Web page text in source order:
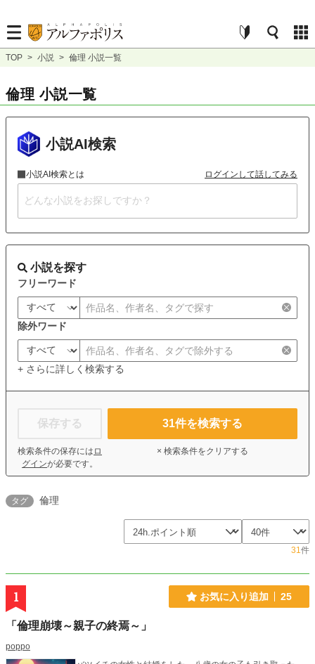
TOP > 小説 > 倫理 小説一覧
倫理 小説一覧
小説AI検索
小説AI検索とは ログインして話してみる
小説を探す
フリーワード
除外ワード
+ さらに詳しく検索する
保存する
検索条件の保存には ロ
グインが必要です。
31件を検索する
× 検索条件をクリアする
タグ 倫理
31件
1 お気に入り追加 25
「倫理崩壊～親子の終焉～」
poppo